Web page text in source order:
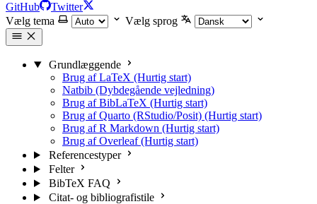
GitHub
Twitter
Vælg tema
Vælg sprog
Grundlæggende
Brug af LaTeX (Hurtig start)
Natbib (Dybdegående vejledning)
Brug af BibLaTeX (Hurtig start)
Brug af Quarto (RStudio/Posit) (Hurtig start)
Brug af R Markdown (Hurtig start)
Brug af Overleaf (Hurtig start)
Referencestyper
Felter
BibTeX FAQ
Citat- og bibliografistile